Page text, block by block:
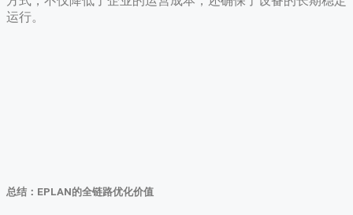
运行。
总结：EPLAN的全链路优化价值